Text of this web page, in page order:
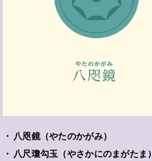
八咫鏡（やたのかがみ）
八尺瓊勾玉（やさかにのまがたま）